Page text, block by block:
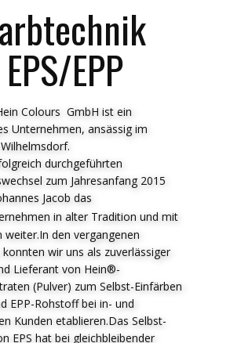
EPS/EPP
Colours GmbH ist ein
Unternehmen, ansässig im
durchgeführten
zum Jahresanfang 2015
Jacob das
in alter Tradition und mit
weiter.In den vergangenen
konnten wir uns als zuverlässiger
Lieferant von Hein®-
(Pulver) zum Selbst-Einfärben
EPP-Rohstoff bei in- und
Kunden etablieren.Das Selbst-
EPS hat bei gleichbleibender